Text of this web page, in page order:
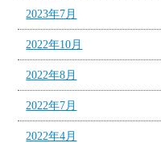
2023年7月
2022年10月
2022年8月
2022年7月
2022年4月